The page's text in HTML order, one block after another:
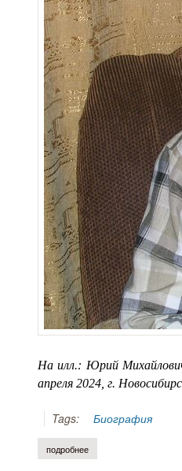
На илл.: Юрий
апреля 2024, г.
Tags: Биография
подробнее